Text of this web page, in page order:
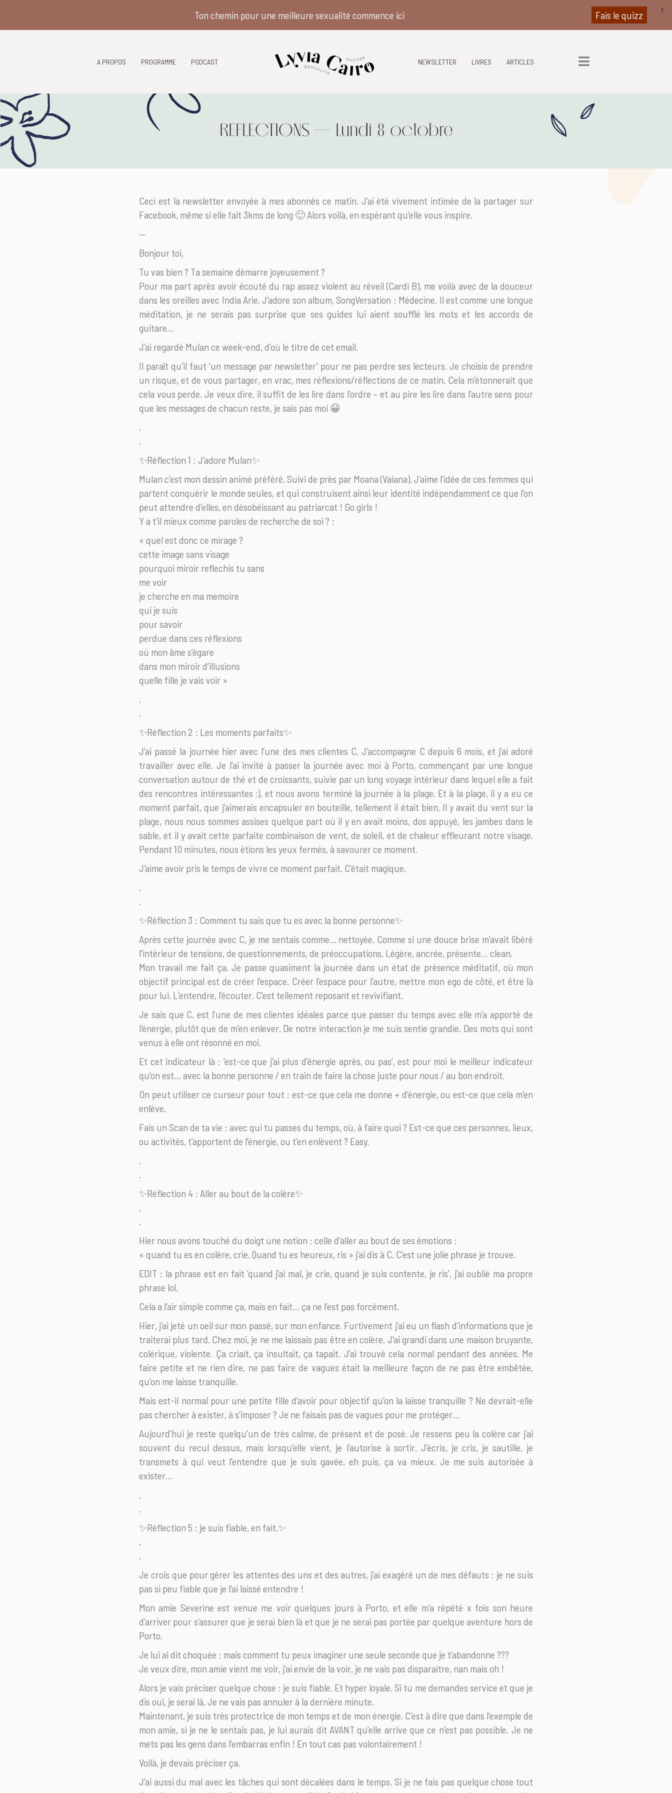
A PROPOS PROGRAMME PODCAST NEWSLETTER LIVRES ARTICLES
REFLECTIONS – Lundi 8 octobre
Ceci est la newsletter envoyée à mes abonnés ce matin. J’ai été vivement intimée de la partager sur
Facebook, même si elle fait 3kms de long 🙂 Alors voilà, en espérant qu’elle vous inspire.
—
Bonjour toi,
Tu vas bien ? Ta semaine démarre joyeusement ?
Pour ma part après avoir écouté du rap assez violent au réveil (Cardi B), me voilà avec de la douceur
dans les oreilles avec India Arie. J’adore son album, SongVersation : Médecine. Il est comme une longue
méditation, je ne serais pas surprise que ses guides lui aient soufflé les mots et les accords de
guitare…
J’ai regardé Mulan ce week-end, d’où le titre de cet email.
Il paraît qu’il faut ‘un message par newsletter’ pour ne pas perdre ses lecteurs. Je choisis de prendre
un risque, et de vous partager, en vrac, mes réflexions/réflections de ce matin. Cela m’étonnerait que
cela vous perde. Je veux dire, il suffit de les lire dans l’ordre – et au pire les lire dans l’autre sens pour
que les messages de chacun reste, je sais pas moi 😀
.
.
✨Réflection 1 : J’adore Mulan✨
Mulan c’est mon dessin animé préféré. Suivi de près par Moana (Vaiana). J’aime l’idée de ces femmes qui
partent conquérir le monde seules, et qui construisent ainsi leur identité indépendamment ce que l’on
peut attendre d’elles, en désobéissant au patriarcat ! Go girls !
Y a t’il mieux comme paroles de recherche de soi ? :
« quel est donc ce mirage ?
cette image sans visage
pourquoi miroir reflechis tu sans
me voir
je cherche en ma memoire
qui je suis
pour savoir
perdue dans ces réflexions
où mon âme s’égare
dans mon miroir d’illusions
quelle fille je vais voir »
.
.
✨Réflection 2 : Les moments parfaits✨
J’ai passé la journée hier avec l’une des mes clientes C. J’accompagne C depuis 6 mois, et j’ai adoré
travailler avec elle. Je l’ai invité à passer la journée avec moi à Porto, commençant par une longue
conversation autour de thé et de croissants, suivie par un long voyage intérieur dans lequel elle a fait
des rencontres intéressantes ;), et nous avons terminé la journée à la plage. Et à la plage, il y a eu ce
moment parfait, que j’aimerais encapsuler en bouteille, tellement il était bien. Il y avait du vent sur la
plage, nous nous sommes assises quelque part où il y en avait moins, dos appuyé, les jambes dans le
sable, et il y avait cette parfaite combinaison de vent, de soleil, et de chaleur effleurant notre visage.
Pendant 10 minutes, nous étions les yeux fermés, à savourer ce moment.
J’aime avoir pris le temps de vivre ce moment parfait. C’était magique.
.
.
✨Réflection 3 : Comment tu sais que tu es avec la bonne personne✨
Après cette journée avec C, je me sentais comme… nettoyée. Comme si une douce brise m’avait libéré
l’intérieur de tensions, de questionnements, de préoccupations. Légère, ancrée, présente… clean.
Mon travail me fait ça. Je passe quasiment la journée dans un état de présence méditatif, où mon
objectif principal est de créer l’espace. Créer l’espace pour l’autre, mettre mon ego de côté, et être là
pour lui. L’entendre, l’écouter. C’est tellement reposant et revivifiant.
Je sais que C. est l’une de mes clientes idéales parce que passer du temps avec elle m’a apporté de
l’énergie, plutôt que de m’en enlever. De notre interaction je me suis sentie grandie. Des mots qui sont
venus à elle ont résonné en moi.
Et cet indicateur là : ‘est-ce que j’ai plus d’énergie après, ou pas’, est pour moi le meilleur indicateur
qu’on est… avec la bonne personne / en train de faire la chose juste pour nous / au bon endroit.
On peut utiliser ce curseur pour tout : est-ce que cela me donne + d’énergie, ou est-ce que cela m’en
enlève.
Fais un Scan de ta vie : avec qui tu passes du temps, où, à faire quoi ? Est-ce que ces personnes, lieux,
ou activités, t’apportent de l’énergie, ou t’en enlèvent ? Easy.
.
.
✨Réflection 4 : Aller au bout de la colère✨
.
.
Hier nous avons touché du doigt une notion : celle d’aller au bout de ses émotions :
« quand tu es en colère, crie. Quand tu es heureux, ris » j’ai dis à C. C’est une jolie phrase je trouve.
EDIT : la phrase est en fait ‘quand j’ai mal, je crie, quand je suis contente, je ris’, j’ai oublié ma propre
phrase lol.
Cela a l’air simple comme ça, mais en fait… ça ne l’est pas forcément.
Hier, j’ai jeté un oeil sur mon passé, sur mon enfance. Furtivement j’ai eu un flash d’informations que je
traiterai plus tard. Chez moi, je ne me laissais pas être en colère. J’ai grandi dans une maison bruyante,
colérique, violente. Ça criait, ça insultait, ça tapait. J’ai trouvé cela normal pendant des années. Me
faire petite et ne rien dire, ne pas faire de vagues était la meilleure façon de ne pas être embêtée,
qu’on me laisse tranquille.
Mais est-il normal pour une petite fille d’avoir pour objectif qu’on la laisse tranquille ? Ne devrait-elle
pas chercher à exister, à s’imposer ? Je ne faisais pas de vagues pour me protéger…
Aujourd’hui je reste quelqu’un de très calme, de présent et de posé. Je ressens peu la colère car j’ai
souvent du recul dessus, mais lorsqu’elle vient, je l’autorise à sortir. J’écris, je cris, je sautille, je
transmets à qui veut l’entendre que je suis gavée, eh puis, ça va mieux. Je me suis autorisée à
exister…
.
.
✨Réflection 5 : je suis fiable, en fait.✨
.
.
Je crois que pour gérer les attentes des uns et des autres, j’ai exagéré un de mes défauts : je ne suis
pas si peu fiable que je l’ai laissé entendre !
Mon amie Severine est venue me voir quelques jours à Porto, et elle m’a répété x fois son heure
d’arriver pour s’assurer que je serai bien là et que je ne serai pas portée par quelque aventure hors de
Porto.
Je lui ai dit choquée : mais comment tu peux imaginer une seule seconde que je t’abandonne ???
Je veux dire, mon amie vient me voir, j’ai envie de la voir, je ne vais pas disparaitre, nan mais oh !
Alors je vais préciser quelque chose : je suis fiable. Et hyper loyale. Si tu me demandes service et que je
dis oui, je serai là. Je ne vais pas annuler à la dernière minute.
Maintenant, je suis très protectrice de mon temps et de mon énergie. C’est à dire que dans l’exemple de
mon amie, si je ne le sentais pas, je lui aurais dit AVANT qu’elle arrive que ce n’est pas possible. Je ne
mets pas les gens dans l’embarras enfin ! En tout cas pas volontairement !
Voilà, je devais préciser ça.
J’ai aussi du mal avec les tâches qui sont décalées dans le temps. Si je ne fais pas quelque chose tout
Ton chemin pour une meilleure sexualité commence ici Fais le quizz X